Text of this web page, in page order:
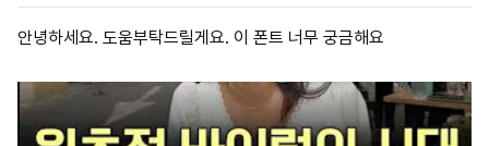
안녕하세요. 도움부탁드릴게요. 이 폰트 너무 궁금해요